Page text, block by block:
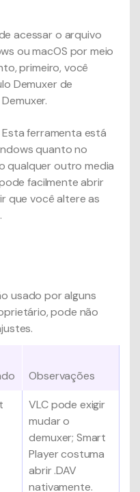
acessar o arquivo
ou macOS por meio
primeiro, você
Demuxer de
Esta ferramenta está
quanto no
qualquer outro media
facilmente abrir
que você altere as
usado por alguns
pode não
Observações
VLC pode exigir
mudar o
demuxer; Smart
Player costuma
abrir .DAV
nativamente.